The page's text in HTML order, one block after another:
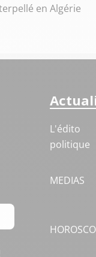
en Algérie
L'édito
politique
MEDIAS